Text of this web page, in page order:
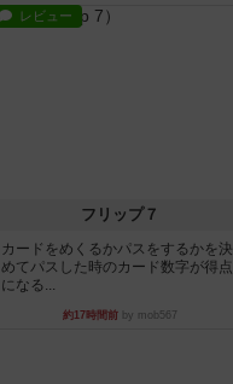
レビュー
フリップ７
カードをめくるかパスをするかを決
めてパスした時のカード数字が得点
になる...
約17時間前by mob567